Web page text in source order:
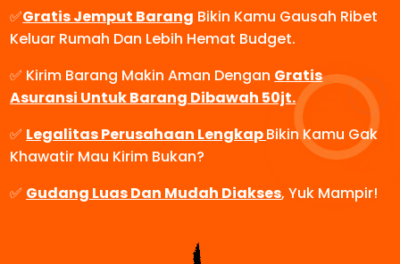
✅Gratis Jemput Barang Bikin Kamu Gausah Ribet
Keluar Rumah Dan Lebih Hemat Budget.
✅ Kirim Barang Makin Aman Dengan Gratis
Asuransi Untuk Barang Dibawah 50jt.
✅ Legalitas Perusahaan LengkapBikin Kamu Gak
Khawatir Mau Kirim Bukan?
✅ Gudang Luas Dan Mudah Diakses, Yuk Mampir!